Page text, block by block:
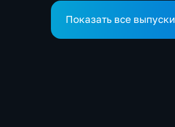
пробираются домой
после спила деревьев во
Показать все выпуски